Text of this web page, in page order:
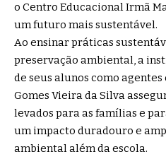
o Centro Educacional Irmã
um futuro mais sustentável.
Ao ensinar práticas
preservação ambiental, a
de seus alunos como agentes
Gomes Vieira da Silva
levados para as famílias e
um impacto duradouro e
ambiental além da escola.